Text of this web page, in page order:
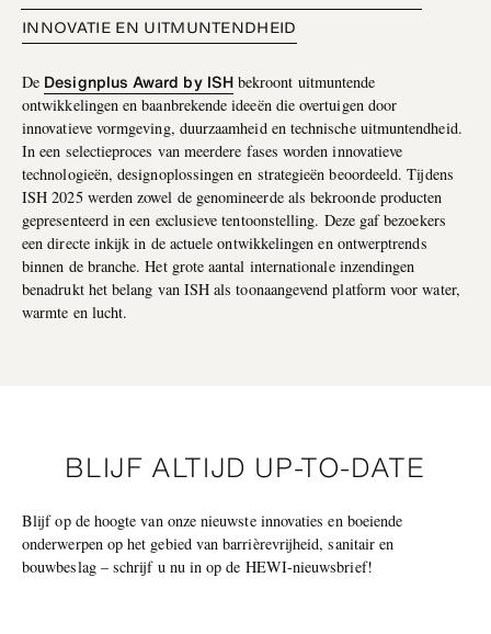
INNOVATIE EN UITMUNTENDHEID
De Designplus Award by ISHbekroont uitmuntende
ontwikkelingen en baanbrekende ideeën die overtuigen door
innovatieve vormgeving, duurzaamheid en technische uitmuntendheid.
In een selectieproces van meerdere fases worden innovatieve
technologieën, designoplossingen en strategieën beoordeeld. Tijdens
ISH 2025 werden zowel de genomineerde als bekroonde producten
gepresenteerd in een exclusieve tentoonstelling. Deze gaf bezoekers
een directe inkijk in de actuele ontwikkelingen en ontwerptrends
binnen de branche. Het grote aantal internationale inzendingen
benadrukt het belang van ISH als toonaangevend platform voor water,
warmte en lucht.
BLIJF ALTIJD UP-TO-DATE
Blijf op de hoogte van onze nieuwste innovaties en boeiende
onderwerpen op het gebied van barrièrevrijheid, sanitair en
bouwbeslag – schrijf u nu in op de HEWI-nieuwsbrief!